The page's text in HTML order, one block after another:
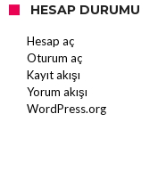
HESAP DURUMU
Hesap aç
Oturum aç
Kayıt akışı
Yorum akışı
WordPress.org